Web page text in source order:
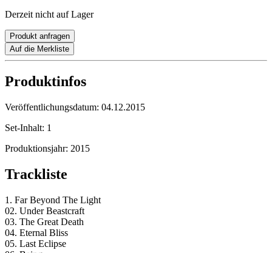
Derzeit nicht auf Lager
Produkt anfragen
Auf die Merkliste
Produktinfos
Veröffentlichungsdatum: 04.12.2015
Set-Inhalt: 1
Produktionsjahr: 2015
Trackliste
1. Far Beyond The Light
02. Under Beastcraft
03. The Great Death
04. Eternal Bliss
05. Last Eclipse